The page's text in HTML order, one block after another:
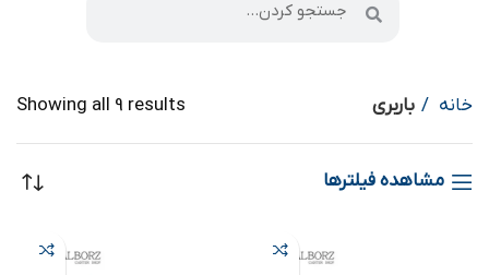
خانه باربری Showing all 9 results
مشاهده فیلترها